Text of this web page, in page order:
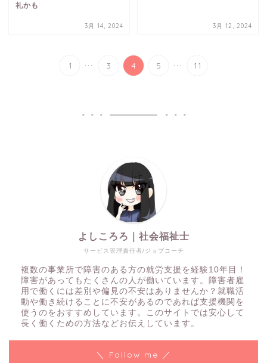
礼かも
3月 14, 2024 3月 12, 2024
1 ... 3 4 5 ... 11
サービス管理責任者/ジョブコーチ
よしころろ｜社会福祉士
複数の事業所で障害のある方の就労支援を経験10年目！
障害があってもたくさんの人が働いています。障害者雇
用で働くには差別や偏見の不安はありませんか？就職活
動や働き続けることに不安があるのであれば支援機関を
使うのをおすすめしています。このサイトでは安心して
長く働くための方法などお伝えしています。
＼ Follow me ／